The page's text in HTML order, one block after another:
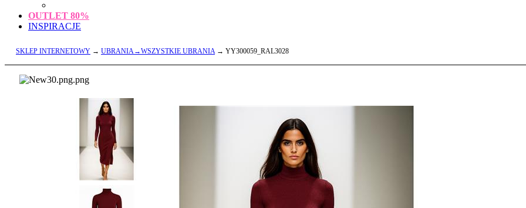
OUTLET 80%
INSPIRACJE
SKLEP INTERNETOWY → UBRANIA→WSZYSTKIE UBRANIA→ YY300059_RAL3028